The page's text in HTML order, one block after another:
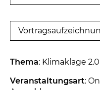
Thema: Klimaklage 2.0
Veranstaltungsart: